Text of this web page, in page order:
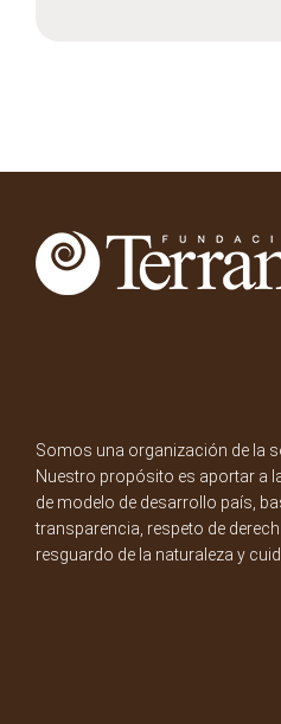
Somos una organización de la
Nuestro propósito es aportar a
de modelo de desarrollo país,
transparencia, respeto de
resguardo de la naturaleza y